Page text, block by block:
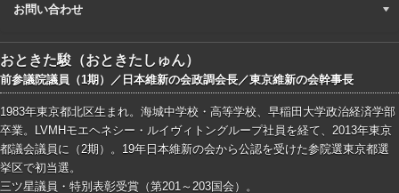
お問い合わせ
おときた駿（おときたしゅん）
前参議院議員（1期）／日本維新の会政調会長／東京維新の会幹事長
1983年東京都北区生まれ。海城中学校・高等学校、早稲田大学政治経済学部
卒業。LVMHモエヘネシー・ルイヴィトングループ社員を経て、2013年東京
都議会議員に（2期）。19年日本維新の会から公認を受けた参院選東京都選
挙区で初当選。
三ツ星議員・特別表彰受賞（第201～203国会）。